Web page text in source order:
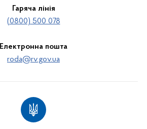
Гаряча лінія
(0800) 500 078
Електронна пошта
roda@rv.gov.ua